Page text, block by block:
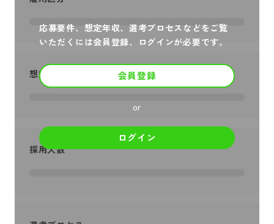
応募要件、想定年収、選考プロセスなどをご覧
いただくには会員登録、ログインが必要です。
会員登録
or
ログイン
想定年収
採用人数